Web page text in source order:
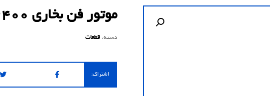
موتور فن بخاری 2400
دسته: قطعات